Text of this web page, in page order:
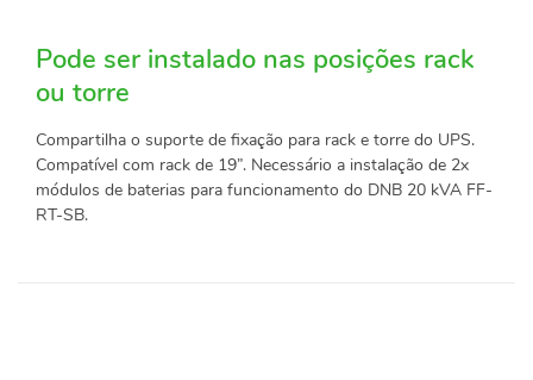
Pode ser instalado nas posições rack
ou torre
Compartilha o suporte de fixação para rack e torre do UPS.
Compatível com rack de 19”. Necessário a instalação de 2x
módulos de baterias para funcionamento do DNB 20 kVA FF-
RT-SB.